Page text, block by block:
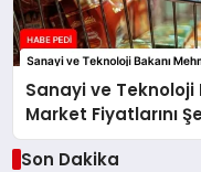
Sanayi ve Teknoloji
Market Fiyatlarını
Son Dakika